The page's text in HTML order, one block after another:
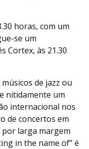
horas, com um
se um
Cortex, às 21.30
de jazz ou
nitidamente um
internacional nos
de concertos em
larga margem
in the name of” é